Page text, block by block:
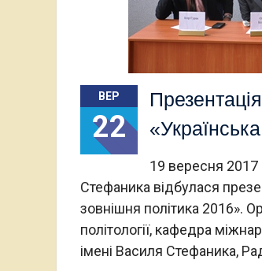
ВЕР
22
19 вересня 2017
Стефаника відбулася
зовнішня політика 2016».
політології, кафедра
імені Василя Стефаника,